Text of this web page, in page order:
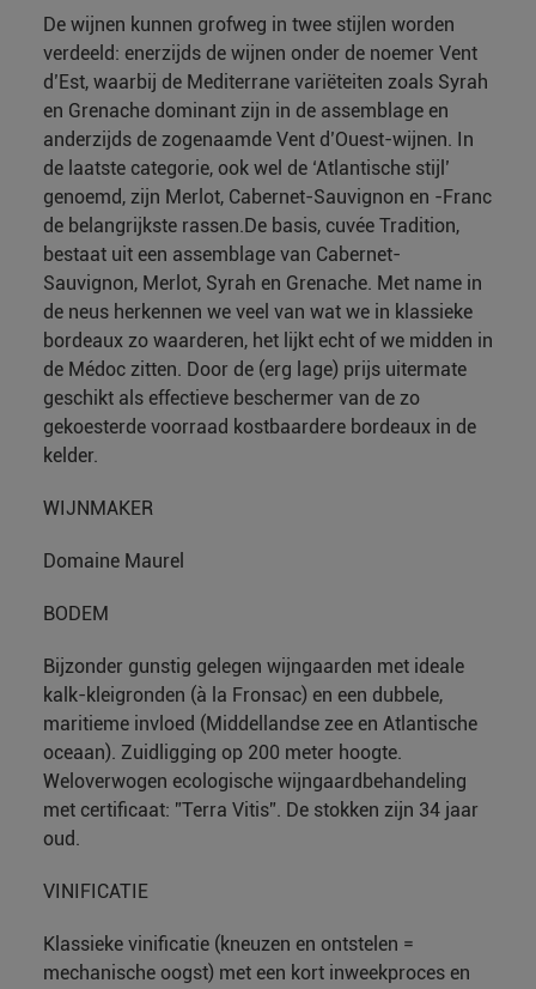
De wijnen kunnen grofweg in twee stijlen worden
verdeeld: enerzijds de wijnen onder de noemer Vent
d’Est, waarbij de Mediterrane variëteiten zoals Syrah
en Grenache dominant zijn in de assemblage en
anderzijds de zogenaamde Vent d’Ouest-wijnen. In
de laatste categorie, ook wel de ‘Atlantische stijl’
genoemd, zijn Merlot, Cabernet-Sauvignon en -Franc
de belangrijkste rassen.De basis, cuvée Tradition,
bestaat uit een assemblage van Cabernet-
Sauvignon, Merlot, Syrah en Grenache. Met name in
de neus herkennen we veel van wat we in klassieke
bordeaux zo waarderen, het lijkt echt of we midden in
de Médoc zitten. Door de (erg lage) prijs uitermate
geschikt als effectieve beschermer van de zo
gekoesterde voorraad kostbaardere bordeaux in de
kelder.
WIJNMAKER
Domaine Maurel
BODEM
Bijzonder gunstig gelegen wijngaarden met ideale
kalk-kleigronden (à la Fronsac) en een dubbele,
maritieme invloed (Middellandse zee en Atlantische
oceaan). Zuidligging op 200 meter hoogte.
Weloverwogen ecologische wijngaardbehandeling
met certificaat: ”Terra Vitis”. De stokken zijn 34 jaar
oud.
VINIFICATIE
Klassieke vinificatie (kneuzen en ontstelen =
mechanische oogst) met een kort inweekproces en